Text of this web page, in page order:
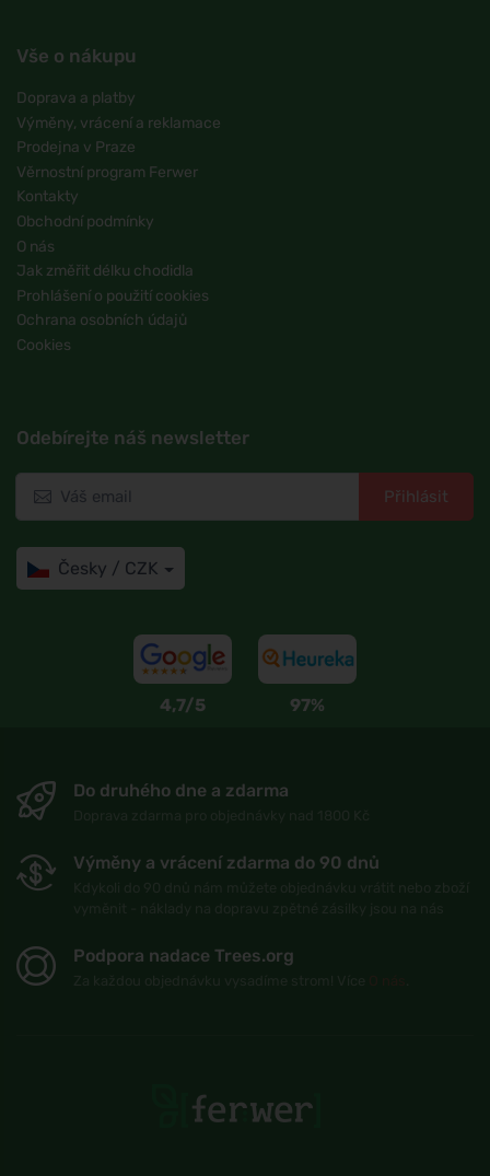
Vše o nákupu
Doprava a platby
Výměny, vrácení a reklamace
Prodejna v Praze
Věrnostní program Ferwer
Kontakty
Obchodní podmínky
O nás
Jak změřit délku chodidla
Prohlášení o použití cookies
Ochrana osobních údajů
Cookies
Odebírejte náš newsletter
Přihlásit
Česky / CZK
4,7/5 97%
Do druhého dne a zdarma
Výměny a vrácení zdarma do 90 dnů
Podpora nadace Trees.org